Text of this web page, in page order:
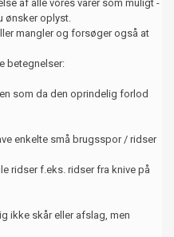
af alle vores varer som muligt -
ønsker oplyst.
mangler og forsøger også at
betegnelser:
da den oprindelig forlod
enkelte små brugsspor / ridser
ridser f.eks. ridser fra knive på
skår eller afslag, men